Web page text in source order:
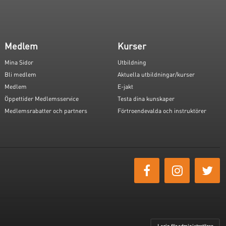
Medlem
Mina Sidor
Bli medlem
Medlem
Öppettider Medlemsservice
Medlemsrabatter och partners
Kurser
Utbildning
Aktuella utbildningar/kurser
E-jakt
Testa dina kunskaper
Förtroendevalda och instruktörer